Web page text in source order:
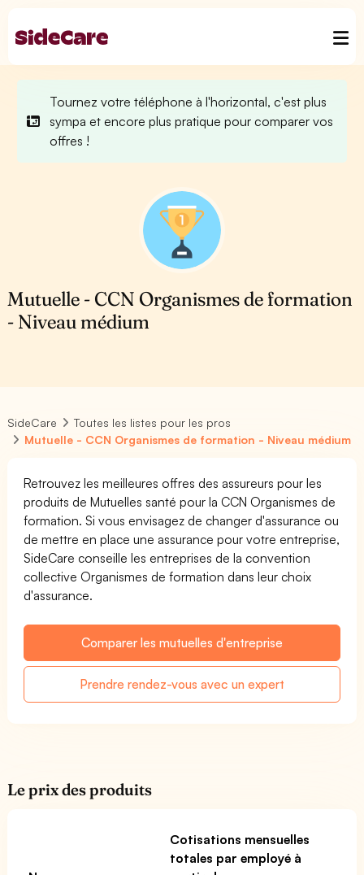
Tournez votre téléphone à l'horizontal, c'est plus
sympa et encore plus pratique pour comparer vos
offres !
Mutuelle - CCN Organismes de formation
- Niveau médium
SideCare
Toutes les listes pour les pros
Mutuelle - CCN Organismes de formation - Niveau médium
Retrouvez les meilleures offres des assureurs pour les
produits de Mutuelles santé pour la CCN Organismes de
formation. Si vous envisagez de changer d'assurance ou
de mettre en place une assurance pour votre entreprise,
SideCare conseille les entreprises de la convention
collective Organismes de formation dans leur choix
d'assurance.
Comparer les mutuelles d'entreprise
Prendre rendez-vous avec un expert
Le prix des produits
Cotisations mensuelles
totales par employé à